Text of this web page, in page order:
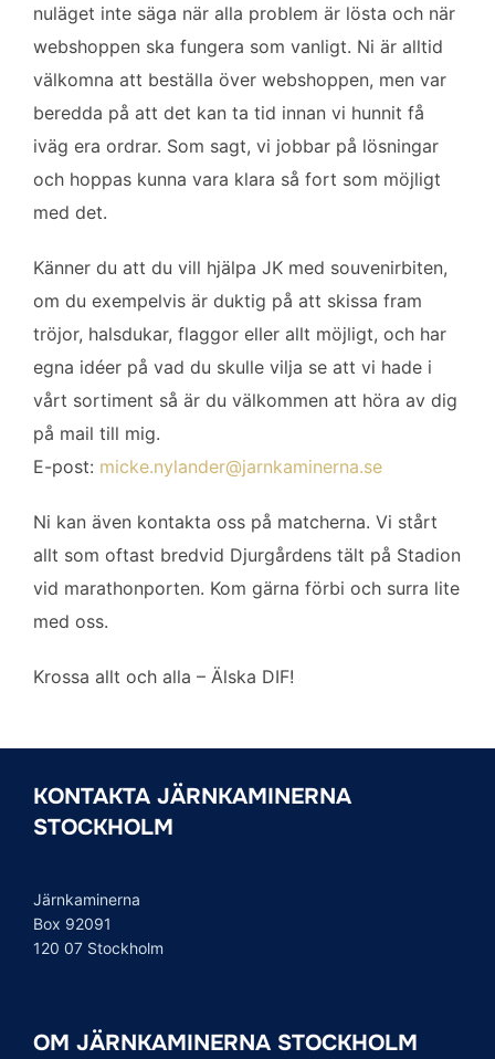
nuläget inte säga när alla problem är lösta och när
webshoppen ska fungera som vanligt. Ni är alltid
välkomna att beställa över webshoppen, men var
beredda på att det kan ta tid innan vi hunnit få
iväg era ordrar. Som sagt, vi jobbar på lösningar
och hoppas kunna vara klara så fort som möjligt
med det.
Känner du att du vill hjälpa JK med souvenirbiten,
om du exempelvis är duktig på att skissa fram
tröjor, halsdukar, flaggor eller allt möjligt, och har
egna idéer på vad du skulle vilja se att vi hade i
vårt sortiment så är du välkommen att höra av dig
på mail till mig.
E-post: micke.nylander@jarnkaminerna.se
Ni kan även kontakta oss på matcherna. Vi stårt
allt som oftast bredvid Djurgårdens tält på Stadion
vid marathonporten. Kom gärna förbi och surra lite
med oss.
Krossa allt och alla – Älska DIF!
KONTAKTA JÄRNKAMINERNA
STOCKHOLM
Järnkaminerna
Box 92091
120 07 Stockholm
OM JÄRNKAMINERNA STOCKHOLM